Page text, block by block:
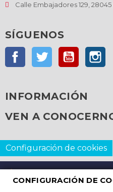
Calle Embajadores 129,
SÍGUENOS
FacebookTwitter YouTube
INFORMACIÓN
VEN A
Configuración de cookies
Copyright © 2026 C.
CONFIGURACIÓN DE